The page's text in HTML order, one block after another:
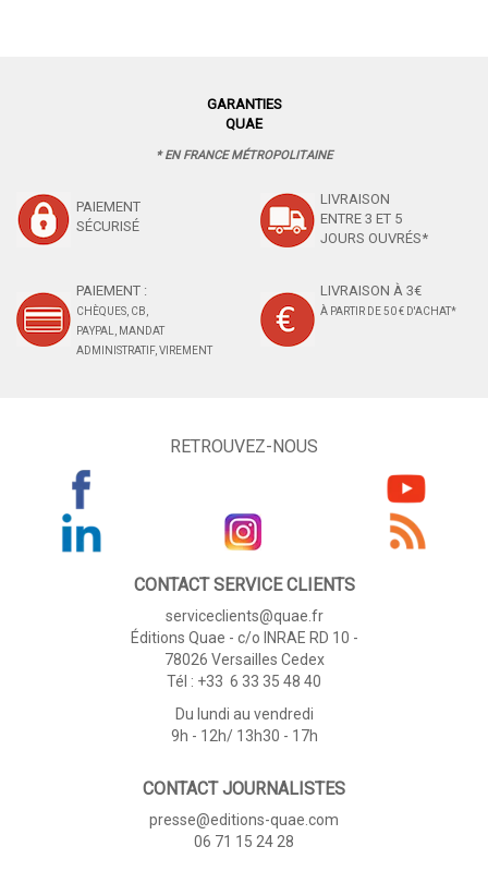
GARANTIES
QUAE
* EN FRANCE MÉTROPOLITAINE
PAIEMENT
SÉCURISÉ
LIVRAISON
ENTRE 3 ET 5
JOURS OUVRÉS*
PAIEMENT :
CHÈQUES, CB,
PAYPAL, MANDAT
ADMINISTRATIF, VIREMENT
LIVRAISON À 3€
À PARTIR DE 50 € D'ACHAT*
RETROUVEZ-NOUS
CONTACT SERVICE CLIENTS
serviceclients@quae.fr
Éditions Quae - c/o INRAE RD 10 -
78026 Versailles Cedex
Tél : +33 6 33 35 48 40
Du lundi au vendredi
9h - 12h/ 13h30 - 17h
CONTACT JOURNALISTES
presse@editions-quae.com
06 71 15 24 28